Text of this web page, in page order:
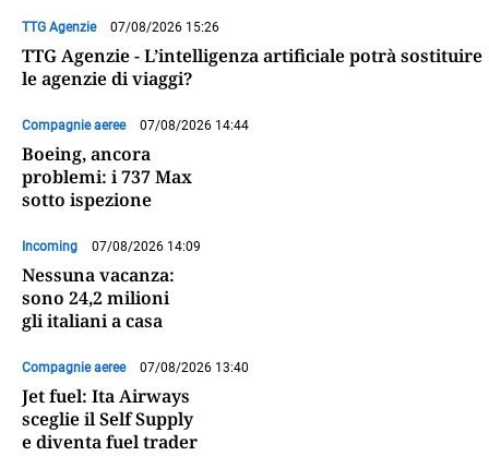
TTG Agenzie 07/08/2026 15:26
TTG Agenzie - L’intelligenza artificiale potrà sostituire
le agenzie di viaggi?
Compagnie aeree 07/08/2026 14:44
Boeing, ancora
problemi: i 737 Max
sotto ispezione
Incoming 07/08/2026 14:09
Nessuna vacanza:
sono 24,2 milioni
gli italiani a casa
Compagnie aeree 07/08/2026 13:40
Jet fuel: Ita Airways
sceglie il Self Supply
e diventa fuel trader